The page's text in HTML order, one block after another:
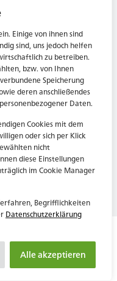
Einige von ihnen sind
sind, uns jedoch helfen
zu betreiben.
bzw. von Ihnen
Speicherung
deren anschließendes
Daten.
Cookies mit dem
oder sich per Klick
nicht
diese Einstellungen
im Cookie Manager
Begrifflichkeiten
Datenschutzerklärung
Alle akzeptieren